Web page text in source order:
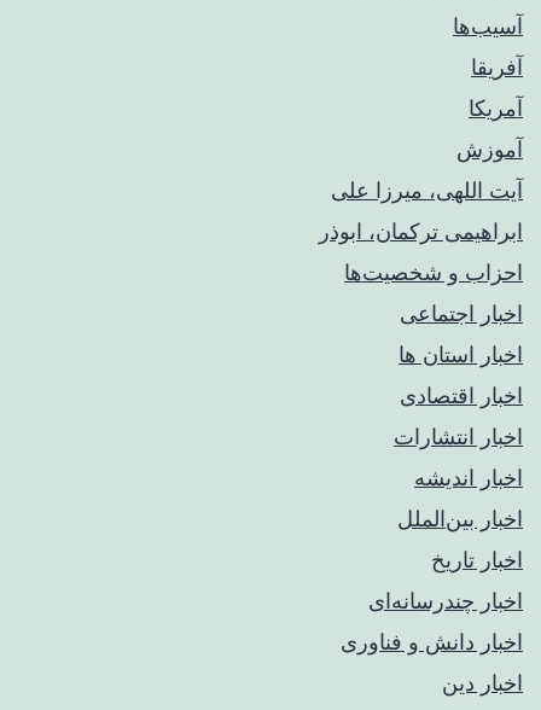
آسیب‌ها
آفریقا
آمریکا
آموزش
آیت اللهی، میرزا علی
ابراهیمی ترکمان، ابوذر
احزاب و شخصیت‌ها
اخبار اجتماعی
اخبار استان ها
اخبار اقتصادی
اخبار انتشارات
اخبار اندیشه
اخبار بین‌الملل
اخبار تاریخ
اخبار چندرسانه‌ای
اخبار دانش و فناوری
اخبار دین